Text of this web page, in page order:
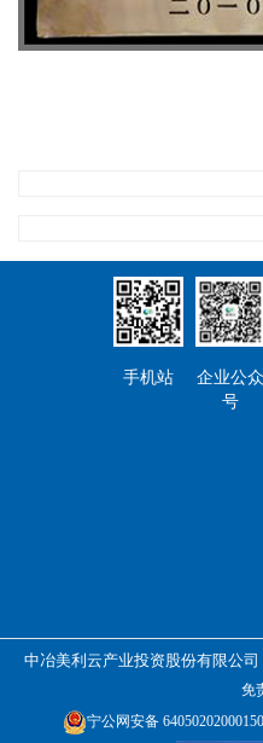
手机站
企业公众
号
中冶美利云产业投资股份有限公司
免
宁公网安备